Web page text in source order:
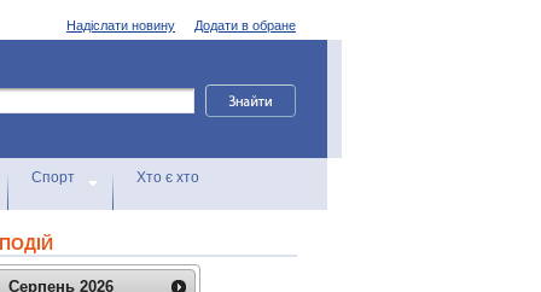
Додати в обране
Надіслати новину
Спорт Хто є хто
Серпень 2026